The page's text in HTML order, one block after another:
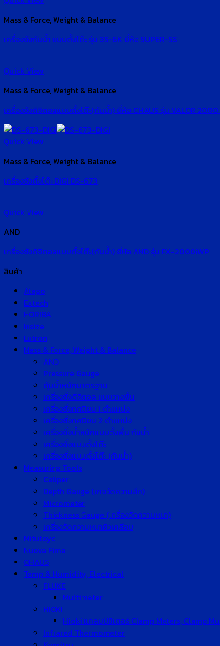
Mass & Force, Weight & Balance
เครื่องชั่งกันน้ำ แบบตั้งโต๊ะ รุ่น 3S-6K ยี่ห้อ SUPER-SS
Quick View
Mass & Force, Weight & Balance
เครื่องชั่งดิจิตอลแบบตั้งโต๊ะ(กันน้ำ) ยี่ห้อ OHAUS รุ่น VALOR 2000
Quick View
Mass & Force, Weight & Balance
เครื่องชั่งตั้งโต๊ะ DIGI DS-673
Quick View
AND
เครื่องชั่งดิจิตอลแบบตั้งโต๊ะ(กันน้ำ) ยี่ห้อ AND รุ่น FX-2000iWP
สินค้า
Atago
Extech
HORIBA
Insize
Lutron
Mass & Force, Weight & Balance
AND
Pressure Gauge
ตุ้มน้ำหนักมาตรฐาน
เครื่องชั่งดิจิตอล แบบวางพื้น
เครื่องชั่งทศนิยม 1 ตำแหน่ง
เครื่องชั่งทศนิยม 2 ตำแหน่ง
เครื่องชั่งน้ำหนักแบบตั้งพื้น กันน้ำ
เครื่องชั่งแบบตั้งโต๊ะ
เครื่องชั่งแบบตั้งโต๊ะ (กันน้ำ)
Measuring Tools
Caliper
Depth Gauge (เกจวัดความลึก)
Micrometer
Thickness Gauge (เครื่องวัดความหนา)
เครื่องวัดความหนาผิวเคลือบ
Mitutoyo
Nuova Fima
OHAUS
Temp & Humidity, Electrical
FLUKE
Multimeter
HIOKI
Hioki แคลมป์มิเตอร์ Clamp Meters, Clamp
Infrared Thermometer